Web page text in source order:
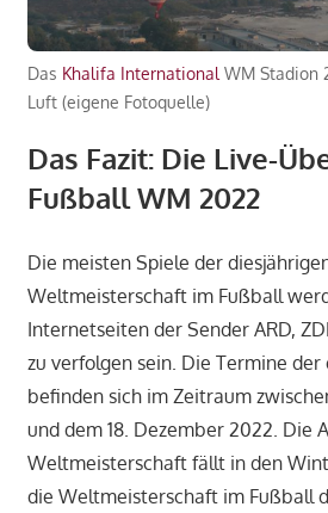
Das Khalifa International WM Stadion
Luft (eigene Fotoquelle)
Das Fazit: Die Live-
Fußball WM 2022
Die meisten Spiele der
Weltmeisterschaft im Fußball
Internetseiten der Sender ARD,
zu verfolgen sein. Die Termine der
befinden sich im Zeitraum
und dem 18. Dezember 2022. Die
Weltmeisterschaft fällt in den
die Weltmeisterschaft im Fußball